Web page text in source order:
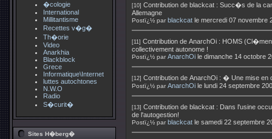
�cologie
International
Millitantisme
Recettes v�g�
Th�orie
Video
Anarkhia
Blackblock
Grece
Informatique\Internet
luttes autochtones
N.W.O
Radio
S�curit�
Sites H�berg�
[10] Contribution de blackcat : Succ�s de la
Allemagne
Postï¿½ par blackcat le mercredi 07 novembre
[11] Contribution de AnarchOi : HOMS
collectivement autonome !
Postï¿½ par AnarchOi le dimanche 14 octobre
[12] Contribution de AnarchOi : � Une mise
Postï¿½ par AnarchOi le lundi 24 septembre
[13] Contribution de blackcat : Dans l'usine
de l'autogestion!
Postï¿½ par blackcat le samedi 22 septembre